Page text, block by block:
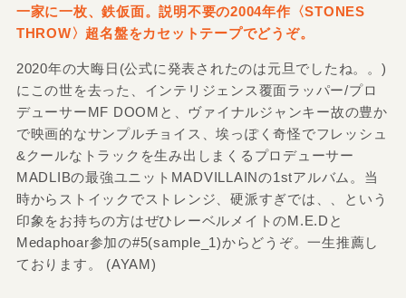
一家に一枚、鉄仮面。説明不要の2004年作〈STONES
THROW〉超名盤をカセットテープでどうぞ。
2020年の大晦日(公式に発表されたのは元旦でしたね。。)
にこの世を去った、インテリジェンス覆面ラッパー/プロ
デューサーMF DOOMと、ヴァイナルジャンキー故の豊か
で映画的なサンプルチョイス、埃っぽく奇怪でフレッシュ
&クールなトラックを生み出しまくるプロデューサー
MADLIBの最強ユニットMADVILLAINの1stアルバム。当
時からストイックでストレンジ、硬派すぎでは、、という
印象をお持ちの方はぜひレーベルメイトのM.E.Dと
Medaphoar参加の#5(sample_1)からどうぞ。一生推薦し
ております。 (AYAM)